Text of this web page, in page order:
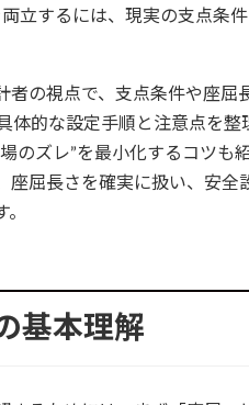
立するには、現実の支点条
者の視点で、支点条件や座屈
体的な設定手順と注意点を
のズレ”を最小化するコツも
座屈長さを確実に扱い、安
基本理解